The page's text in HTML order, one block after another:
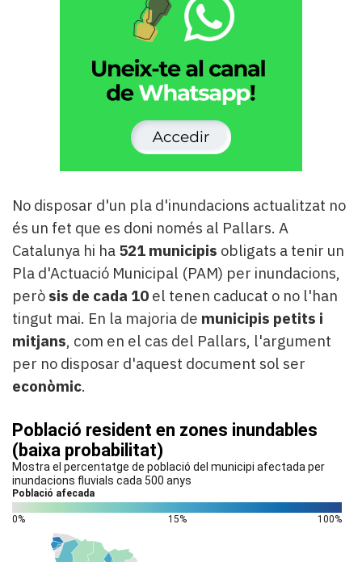
No disposar d'un pla d'inundacions actualitzat no
és un fet que es doni només al Pallars. A
Catalunya hi ha 521 municipis obligats a tenir un
Pla d'Actuació Municipal (PAM) per inundacions,
però sis de cada 10 el tenen caducat o no l'han
tingut mai. En la majoria de municipis petits i
mitjans, com en el cas del Pallars, l'argument
per no disposar d'aquest document sol ser
econòmic.